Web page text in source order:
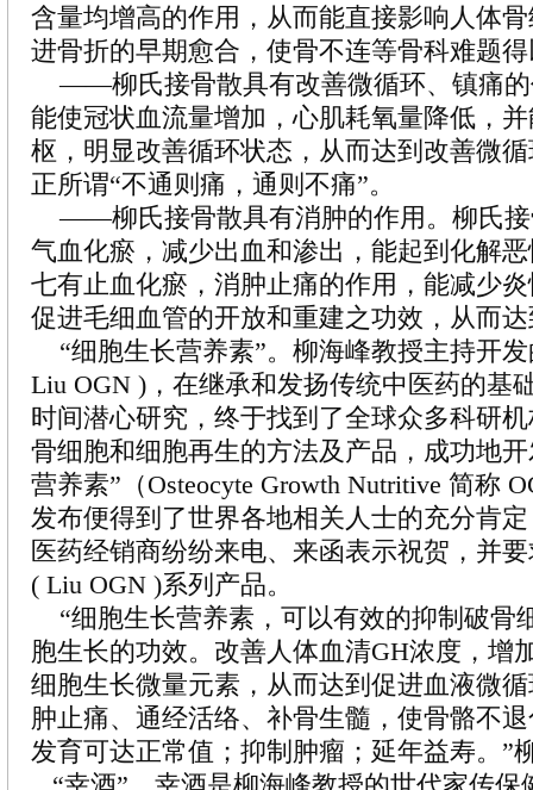
含量均增高的作用，从而能直接影响人体
进骨折的早期愈合，使骨不连等骨科难题
——柳氏接骨散具有改善微循环、镇痛的
能使冠状血流量增加，心肌耗氧量降低，
枢，明显改善循环状态，从而达到改善微
正所谓“不通则痛，通则不痛”。
——柳氏接骨散具有消肿的作用。柳氏接
气血化瘀，减少出血和渗出，能起到化解
七有止血化瘀，消肿止痛的作用，能减少
促进毛细血管的开放和重建之功效，从而
“细胞生长营养素”。柳海峰教授主持开
Liu OGN )，在继承和发扬传统中医药的基
时间潜心研究，终于找到了全球众多科研
骨细胞和细胞再生的方法及产品，成功地
营养素”（Osteocyte Growth Nutritive 简称
发布便得到了世界各地相关人士的充分肯
医药经销商纷纷来电、来函表示祝贺，并
( Liu OGN )系列产品。
“细胞生长营养素，可以有效的抑制破骨
胞生长的功效。改善人体血清GH浓度，增
细胞生长微量元素，从而达到促进血液微
肿止痛、通经活络、补骨生髓，使骨骼不
发育可达正常值；抑制肿瘤；延年益寿。”